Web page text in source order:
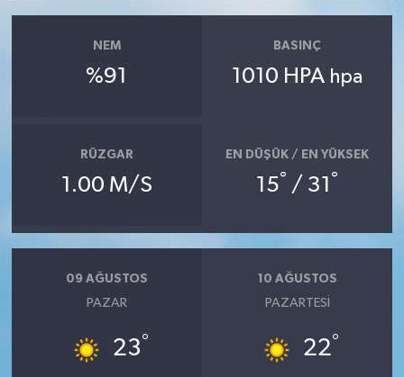
NEM
%91
BASINÇ
1010 HPA hpa
RÜZGAR
1.00 M/S
EN DÜŞÜK / EN YÜKSEK
15° / 31 °
09 AĞUSTOS
PAZAR
23°
10 AĞUSTOS
PAZARTESI
22°